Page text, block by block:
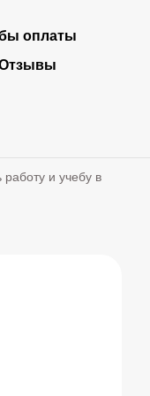
оплаты
и учебу в